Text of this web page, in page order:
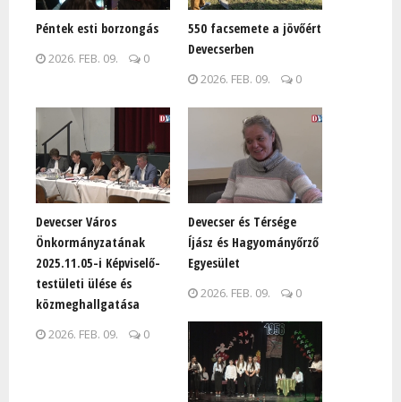
Péntek esti borzongás
2026. FEB. 09. 0
550 facsemete a jövőért
Devecserben
2026. FEB. 09. 0
Devecser Város
Önkormányzatának
2025.11.05-i Képviselő-
testületi ülése és
közmeghallgatása
2026. FEB. 09. 0
Devecser és Térsége
Íjász és Hagyományőrző
Egyesület
2026. FEB. 09. 0